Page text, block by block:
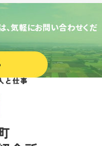
気軽にお問い合わせくだ